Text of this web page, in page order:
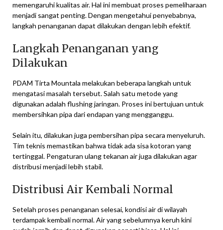
memengaruhi kualitas air. Hal ini membuat proses pemeliharaan
menjadi sangat penting. Dengan mengetahui penyebabnya,
langkah penanganan dapat dilakukan dengan lebih efektif.
Langkah Penanganan yang
Dilakukan
PDAM Tirta Mountala melakukan beberapa langkah untuk
mengatasi masalah tersebut. Salah satu metode yang
digunakan adalah flushing jaringan. Proses ini bertujuan untuk
membersihkan pipa dari endapan yang mengganggu.
Selain itu, dilakukan juga pembersihan pipa secara menyeluruh.
Tim teknis memastikan bahwa tidak ada sisa kotoran yang
tertinggal. Pengaturan ulang tekanan air juga dilakukan agar
distribusi menjadi lebih stabil.
Distribusi Air Kembali Normal
Setelah proses penanganan selesai, kondisi air di wilayah
terdampak kembali normal. Air yang sebelumnya keruh kini